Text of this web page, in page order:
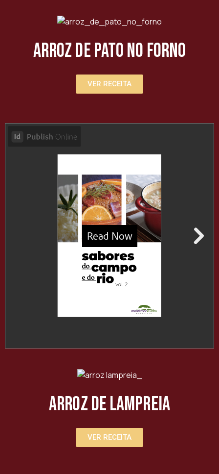
Arroz de Pato no Forno
VER RECEITA
Arroz de Lampreia
VER RECEITA